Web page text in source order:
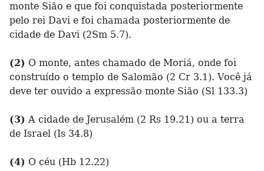
monte Sião e que foi conquistada posteriormente
pelo rei Davi e foi chamada posteriormente de
cidade de Davi (2Sm 5.7).
(2) O monte, antes chamado de Moriá, onde foi
construído o templo de Salomão (2 Cr 3.1). Você já
deve ter ouvido a expressão monte Sião (Sl 133.3)
(3) A cidade de Jerusalém (2 Rs 19.21) ou a terra
de Israel (Is 34.8)
(4) O céu (Hb 12.22)